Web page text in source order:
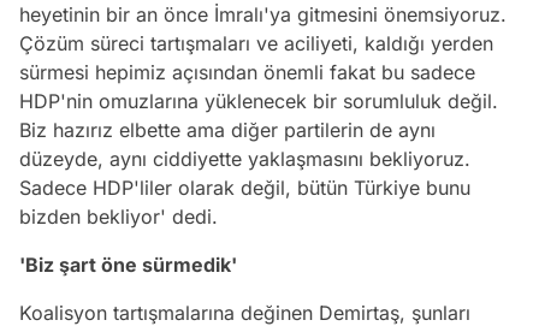
heyetinin bir an önce İmralı'ya gitmesini önemsiyoruz.
Çözüm süreci tartışmaları ve aciliyeti, kaldığı yerden
sürmesi hepimiz açısından önemli fakat bu sadece
HDP'nin omuzlarına yüklenecek bir sorumluluk değil.
Biz hazırız elbette ama diğer partilerin de aynı
düzeyde, aynı ciddiyette yaklaşmasını bekliyoruz.
Sadece HDP'liler olarak değil, bütün Türkiye bunu
bizden bekliyor' dedi.
'Biz şart öne sürmedik'
Koalisyon tartışmalarına değinen Demirtaş, şunları